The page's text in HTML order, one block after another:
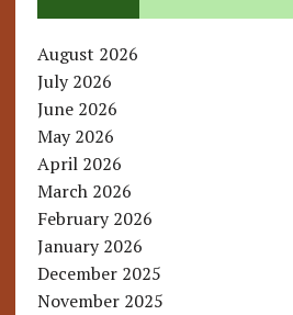
August 2026
July 2026
June 2026
May 2026
April 2026
March 2026
February 2026
January 2026
December 2025
November 2025